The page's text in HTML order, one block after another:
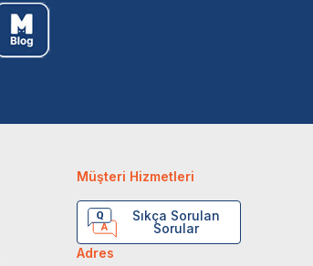
Müşteri Hizmetleri
Sıkça Sorulan
Sorular
Adres